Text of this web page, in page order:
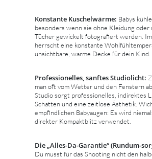
Konstante Kuschelwärme: Babys
besonders wenn sie ohne Kleidung oder
Tücher gewickelt fotografiert werden.
herrscht eine konstante
unsichtbare, warme Decke für dein Kind.
Professionelles, sanftes Studiolicht:
man oft vom Wetter und den Fenstern
Studio sorgt professionelles, indirektes
Schatten und eine zeitlose Ästhetik.
empfindlichen Babyaugen: Es wird
direkter Kompaktblitz verwendet.
Die „Alles-Da-Garantie“ (Rundum-
Du musst für das Shooting nicht den